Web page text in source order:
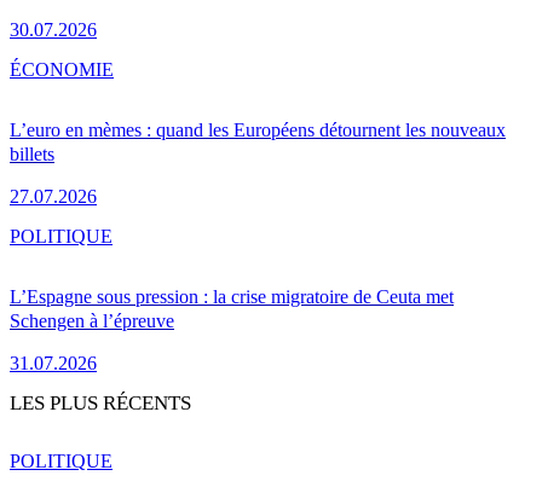
30.07.2026
L’euro en mèmes : quand les Européens détournent les nouveaux
billets
27.07.2026
ÉCONOMIE
L’Espagne sous pression : la crise migratoire de Ceuta met
Schengen à l’épreuve
31.07.2026
POLITIQUE
LES PLUS RÉCENTS
POLITIQUE